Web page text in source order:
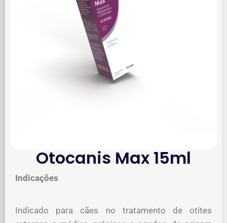
Otocanis Max 15ml
Indicações
Indicado para cães no tratamento de otites